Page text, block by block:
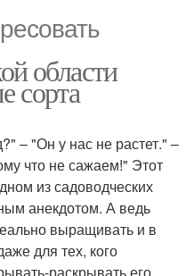
области
сорта
– "Он у нас не растет." –
что не сажаем!" Этот
из садоводческих
анекдотом. А ведь
выращивать и в
для тех, кого